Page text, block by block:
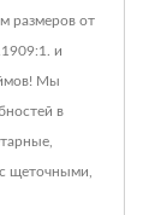
размеров от
и
Мы
в
щеточными,